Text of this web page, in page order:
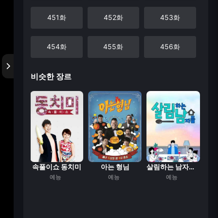
451화 452화 453화
454화 455화 456화
457화
460화 461화 462화
463화 464화 465화
466화 467화 468화
비슷한 장르
속풀이쇼 동치미
예능
아는 형님
예능
살림하는 남자들 시...
예능